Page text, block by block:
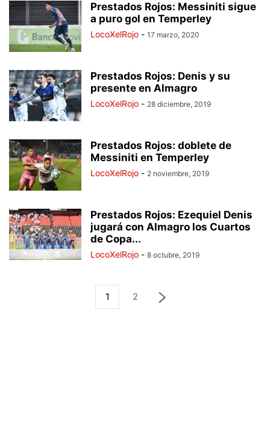
Prestados Rojos: Messiniti sigue
a puro gol en Temperley
LocoXelRojo - 17 marzo, 2020
Prestados Rojos: Denis y su
presente en Almagro
LocoXelRojo - 28 diciembre, 2019
Prestados Rojos: doblete de
Messiniti en Temperley
LocoXelRojo - 2 noviembre, 2019
Prestados Rojos: Ezequiel Denis
jugará con Almagro los Cuartos
de Copa...
LocoXelRojo - 8 octubre, 2019
1 2